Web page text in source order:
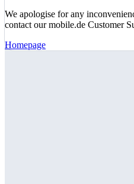
We apologise for any
contact our mobile.de Customer
Homepage